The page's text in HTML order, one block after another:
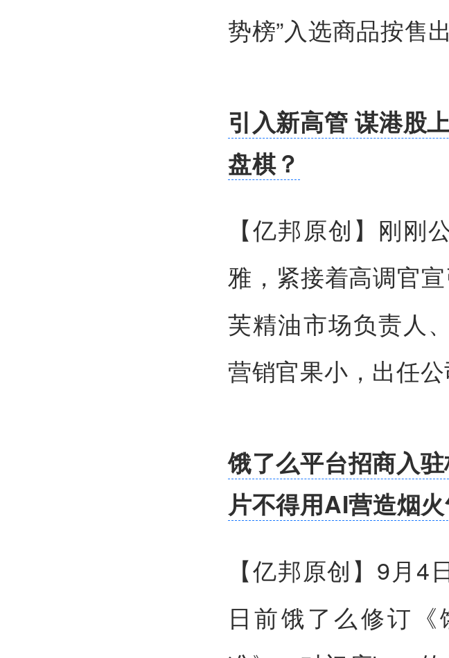
势榜”入选商品按售
引入新高管 谋港股
盘棋？
【亿邦原创】刚刚
雅，紧接着高调官
芙精油市场负责人
营销官果小，出任公
饿了么平台招商入
片不得用AI营造烟
【亿邦原创】 9月4
日前饿了么修订